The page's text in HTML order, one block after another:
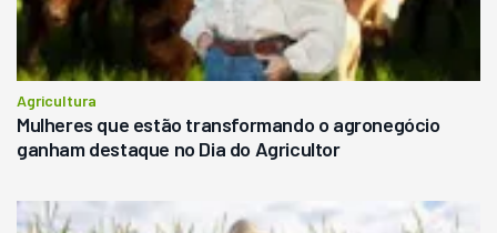
Agricultura
Mulheres que estão transformando o agronegócio
ganham destaque no Dia do Agricultor